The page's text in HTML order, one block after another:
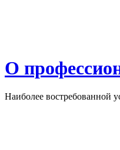
О
Наиболее востребованной